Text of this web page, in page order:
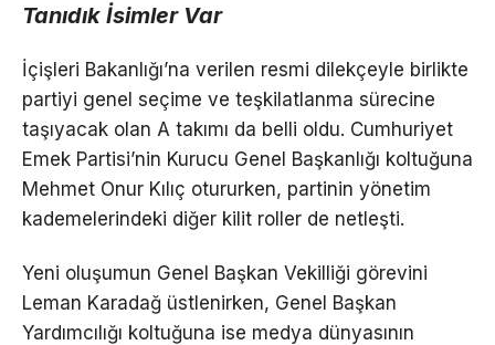
Tanıdık İsimler Var
İçişleri Bakanlığı’na verilen resmi dilekçeyle birlikte
partiyi genel seçime ve teşkilatlanma sürecine
taşıyacak olan A takımı da belli oldu. Cumhuriyet
Emek Partisi’nin Kurucu Genel Başkanlığı koltuğuna
Mehmet Onur Kılıç otururken, partinin yönetim
kademelerindeki diğer kilit roller de netleşti.
Yeni oluşumun Genel Başkan Vekilliği görevini
Leman Karadağ üstlenirken, Genel Başkan
Yardımcılığı koltuğuna ise medya dünyasının